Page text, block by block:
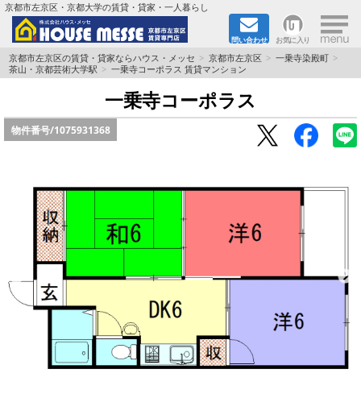
京都市左京区・京都大学の賃貸・貸家・一人暮らし
問い合わせ お気に入り ×
TOPページ
地域から検索
書類DL & 入居者さまへ
家族で住むならマンション？賃家？
一人暮らしの物件特集
ペット相談OKの賃貸！
特選物件
京都市左京区の賃貸・貸家ならハウス・メッセ 京都市左京区
一乗寺染殿町
茶山・京都芸術大学駅
一乗寺コーポラス 賃貸マンション
一乗寺コーポラス
物件番号/1075931368